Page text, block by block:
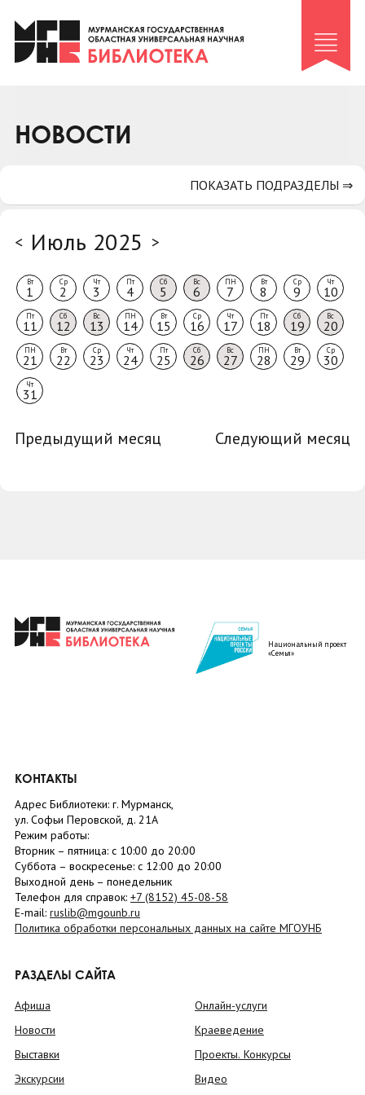
Клуб «Гиря и сельдерей»
Клуб «Семейный архив»
Коллегам
НОВОСТИ
< Июль 2025 >
Вт
1
Ср
2
Чт
3
Пт
4
Сб
5
Вс
6
ПН
7
Вт
8
Ср
9
Чт
10
Пт
11
Сб
12
Вс
13
ПН
14
Вт
15
Ср
16
Чт
17
Пт
18
Сб
19
Вс
20
ПН
21
Вт
22
Ср
23
Чт
24
Пт
25
Сб
26
Вс
27
ПН
28
Вт
29
Ср
30
Чт
31
Предыдущий месяц Следующий месяц
ПОКАЗАТЬ ПОДРАЗДЕЛЫ ⇒
Национальный проект
«Семья»
КОНТАКТЫ
Адрес Библиотеки: г. Мурманск,
ул. Софьи Перовской, д. 21А
Режим работы:
Вторник – пятница: с 10:00 до 20:00
Суббота – воскресенье: c 12:00 до 20:00
Выходной день – понедельник
Телефон для справок: +7 (8152) 45-08-58
E-mail: ruslib@mgounb.ru
Политика обработки персональных данных на сайте МГОУНБ
РАЗДЕЛЫ САЙТА
Афиша
Новости
Выставки
Экскурсии
Онлайн-услуги
Краеведение
Проекты. Конкурсы
Видео